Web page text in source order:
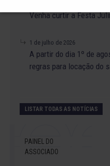
Venha curtir a Festa
1 de julho de 2026
A partir do dia 1º de
regras para locação do
LISTAR TODAS AS NOTÍCIAS
PAINEL DO
ASSOCIADO